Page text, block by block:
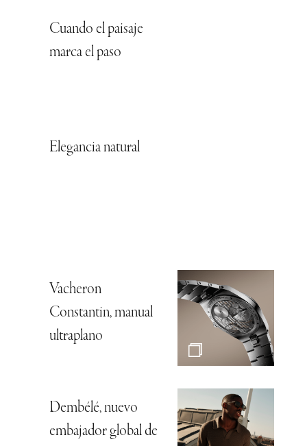
Cuando el paisaje
marca el paso
Elegancia natural
Vacheron
Constantin, manual
ultraplano
Dembélé, nuevo
embajador global de